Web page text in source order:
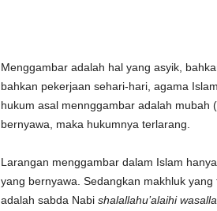
Menggambar adalah hal yang asyik,
bahkan pekerjaan sehari-hari, agama
hukum asal mennggambar adalah
bernyawa, maka hukumnya terlarang.
Larangan menggambar dalam Islam
yang bernyawa. Sedangkan makhluk
adalah sabda Nabi shalallahu’alaihi